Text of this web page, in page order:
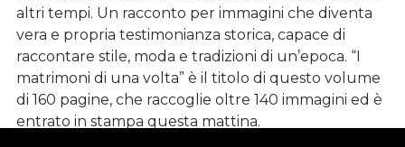
altri tempi. Un racconto per immagini che diventa
vera e propria testimonianza storica, capace di
raccontare stile, moda e tradizioni di un’epoca. “I
matrimoni di una volta” è il titolo di questo volume
di 160 pagine, che raccoglie oltre 140 immagini ed è
entrato in stampa questa mattina.